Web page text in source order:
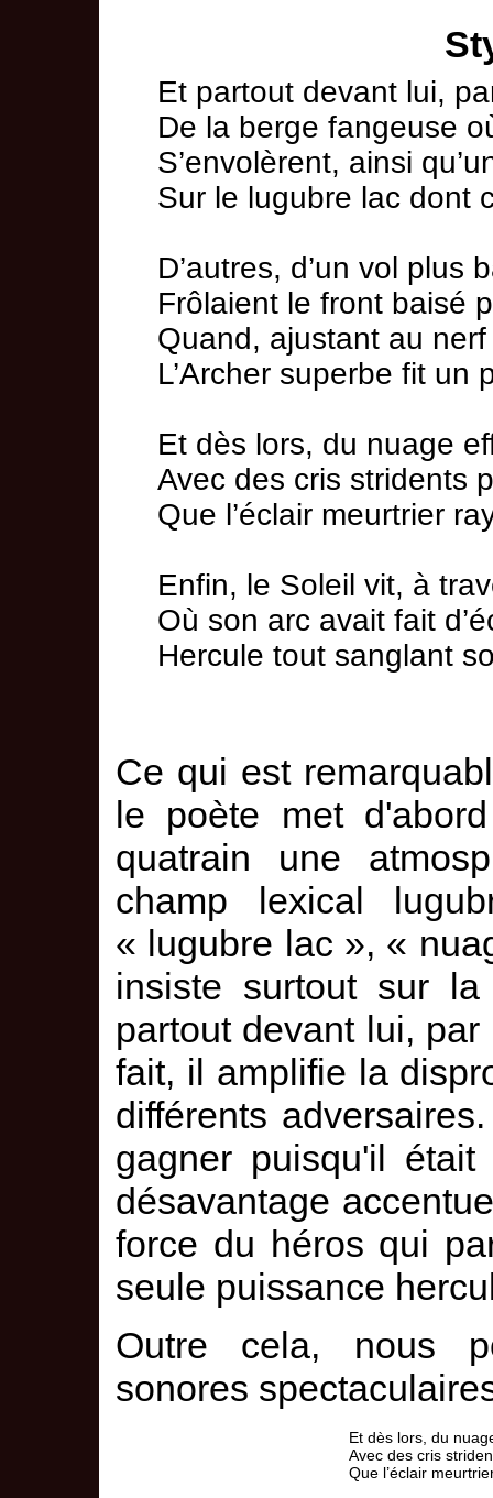
Et partout devant lui,
De la berge fangeuse
S’envolèrent, ainsi
Sur le lugubre lac dont
D’autres, d’un vol plus
Frôlaient le front baisé
Quand, ajustant au
L’Archer superbe fit un
Et dès lors, du nuage
Avec des cris stridents
Que l’éclair meurtrier
Enfin, le Soleil vit, à
Où son arc avait fait
Hercule tout sanglant
Ce qui est
le poète met
quatrain une
champ lexical
« lugubre lac », «
insiste surtout sur
partout devant lui,
fait, il amplifie la
différents
gagner puisqu'il
désavantage
force du héros qui
seule puissance
Outre cela, nous
sonores
Et dès lors, du
Avec des cris
Que l’éclair